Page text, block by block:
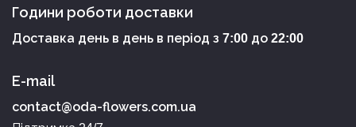
Години роботи доставки
Доставка день в день в період з 7:00 до 22:00
E-mail
contact@oda-flowers.com.ua